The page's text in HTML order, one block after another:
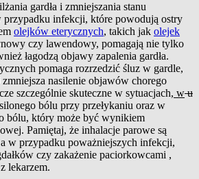
gardła i zmniejszania stanu
przypadku infekcji, które powodują ostry
olejków eterycznych, takich jak olejek
czy lawendowy, pomagają nie tylko
łagodzą objawy zapalenia gardła.
pomaga rozrzedzić śluz w gardle,
nasilenie objawów chorego
szczególnie skuteczne w sytuacjach, wu
bólu przy przełykaniu oraz w
bólu, który może być wynikiem
Pamiętaj, że inhalacje parowe są
w przypadku poważniejszych infekcji,
czy zakażenie paciorkowcami ,
lekarzem.